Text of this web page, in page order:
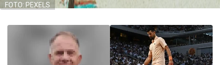
FOTO: PEXELS